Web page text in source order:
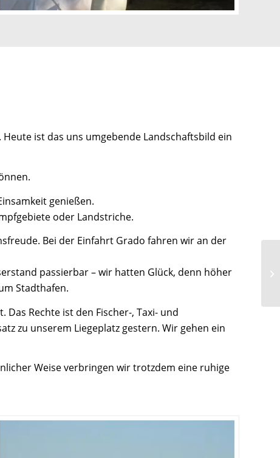
ist das uns umgebende Landschaftsbild ein
genießen.
oder Landstriche.
Bei der Einfahrt Grado fahren wir an der
passierbar – wir hatten Glück, denn höher
Stadthafen.
Rechte ist den Fischer-, Taxi- und
zu unserem Liegeplatz gestern. Wir gehen ein
Weise verbringen wir trotzdem eine ruhige